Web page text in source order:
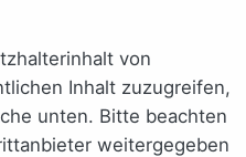
von
Inhalt zuzugreifen,
unten. Bitte beachten
weitergegeben